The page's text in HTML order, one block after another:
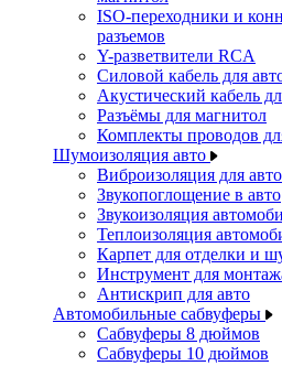
ISO-переходники и
разъемов
Y-разветвители RCA
Силовой кабель для
Акустический кабель
Разъёмы для магнитол
Комплекты проводов
Шумоизоляция авто
Виброизоляция для авто
Звукопоглощение в авто
Звукоизоляция
Теплоизоляция
Карпет для отделки и
Инструмент для
Антискрип для авто
Автомобильные сабвуферы
Сабвуферы 8 дюймов
Сабвуферы 10 дюймов